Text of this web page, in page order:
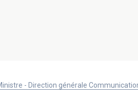
- Direction générale